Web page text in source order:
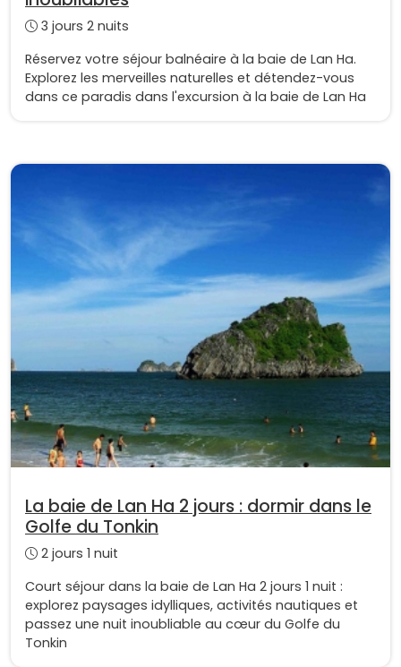
3 jours 2 nuits
Réservez votre séjour balnéaire à la baie de Lan Ha.
Explorez les merveilles naturelles et détendez-vous
dans ce paradis dans l'excursion à la baie de Lan Ha
La baie de Lan Ha 2 jours : dormir dans le
Golfe du Tonkin
2 jours 1 nuit
Court séjour dans la baie de Lan Ha 2 jours 1 nuit :
explorez paysages idylliques, activités nautiques et
passez une nuit inoubliable au cœur du Golfe du
Tonkin